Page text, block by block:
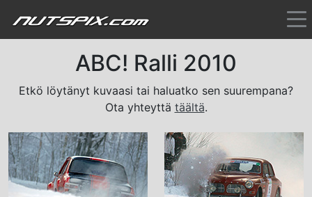
ABC! Ralli 2010
Etkö löytänyt kuvaasi tai haluatko sen suurempana?
Ota yhteyttä täältä.